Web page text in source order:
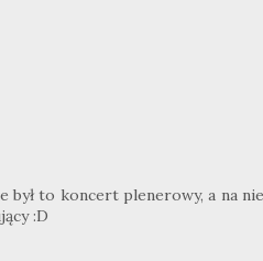
był to koncert plenerowy, a na
:D